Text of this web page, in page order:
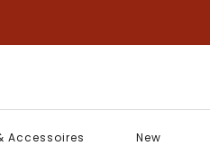
Accessoires New